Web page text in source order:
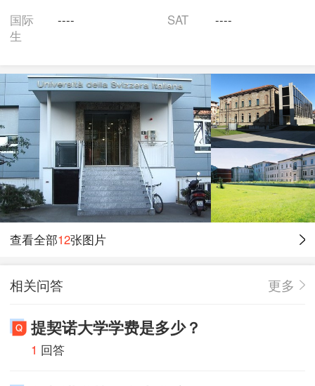
洲都是很著名的。提契诺大学的授课语言为意大利语，
法语或英语。提契诺大学下辖经济学院，通信科学学
供本科、硕士及博士层次的高等教育。该校开设的本科
专业有媒体管理，意大利文学与文明，国际旅游学，市
场营销学，金融学，建筑学，管理学等，博士专业有经
济学，通讯科学及信息学，除此之外，提契诺大学为在
职人员开设了一系列高级硕士专业，如教育管理，嵌入
式系统设计，卫生保健经济与管理等等。
学院设置
提契诺大学下辖经济学院，通信科学学院，信息学学院
及建筑学院等四个学院。提契诺大学提供本科、硕士及
国际
生
---- SAT ----
查看全部12张图片
相关问答 更多
提契诺大学学费是多少？
1 回答